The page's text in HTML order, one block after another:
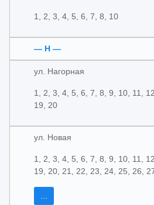
1, 2, 3, 4, 5, 6, 7, 8, 10
— Н —
ул. Нагорная
1, 2, 3, 4, 5, 6, 7, 8, 9, 10, 11,
19, 20
ул. Новая
1, 2, 3, 4, 5, 6, 7, 8, 9, 10, 11,
19, 20, 21, 22, 23, 24, 25, 26,
...